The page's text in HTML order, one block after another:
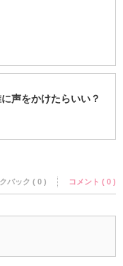
声をかけたらいい？
バック ( 0 ) コメント ( 0 )